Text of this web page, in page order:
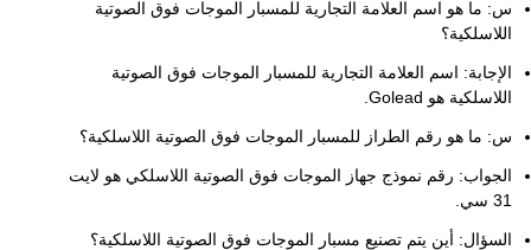
س: ما هو اسم العلامة التجارية للمسبار الموجات فوق الصوتية
اللاسلكية؟
الإجابة: اسم العلامة التجارية للمسبار الموجات فوق الصوتية
اللاسلكية هو Golead.
س: ما هو رقم الطراز للمسبار الموجات فوق الصوتية اللاسلكية؟
الجواب: رقم نموذج جهاز الموجات فوق الصوتية اللاسلكي هو لايت
31 سي.
السؤال: أين يتم تصنيع مسبار الموجات فوق الصوتية اللاسلكية؟